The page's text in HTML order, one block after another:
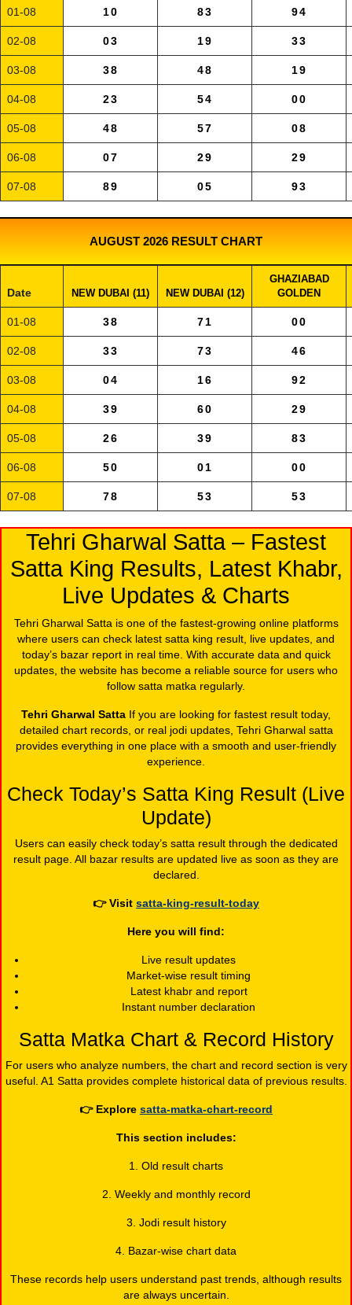
01-08 10 83 94
02-08 03 19 33
03-08 38 48 19
04-08 23 54 00
05-08 48 57 08
06-08 07 29 29
07-08 89 05 93
AUGUST 2026 RESULT CHART
Date NEW DUBAI (11) NEW DUBAI (12)
GHAZIABAD
GOLDEN
01-08 38 71 00
02-08 33 73 46
03-08 04 16 92
04-08 39 60 29
05-08 26 39 83
06-08 50 01 00
07-08 78 53 53
Tehri Gharwal Satta – Fastest
Satta King Results, Latest Khabr,
Live Updates & Charts
Tehri Gharwal Satta is one of the fastest-growing online platforms
where users can check latest satta king result, live updates, and
today’s bazar report in real time. With accurate data and quick
updates, the website has become a reliable source for users who
follow satta matka regularly.
Tehri Gharwal Satta If you are looking for fastest result today,
detailed chart records, or real jodi updates, Tehri Gharwal satta
provides everything in one place with a smooth and user-friendly
experience.
Check Today’s Satta King Result (Live
Update)
Users can easily check today’s satta result through the dedicated
result page. All bazar results are updated live as soon as they are
declared.
👉Visit satta-king-result-today
Here you will find:
Live result updates
Market-wise result timing
Latest khabr and report
Instant number declaration
Satta Matka Chart & Record History
For users who analyze numbers, the chart and record section is very
useful. A1 Satta provides complete historical data of previous results.
👉 Explore satta-matka-chart-record
This section includes:
1. Old result charts
2. Weekly and monthly record
3. Jodi result history
4. Bazar-wise chart data
These records help users understand past trends, although results
are always uncertain.